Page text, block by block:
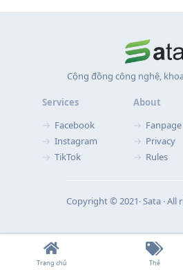
Cộng đồng công nghệ,
Services
Facebook
Instagram
TikTok
About
Fanpage
Privacy
Rules
Copyright © 2021‧ Sata ‧ All
Trang chủ Thẻ